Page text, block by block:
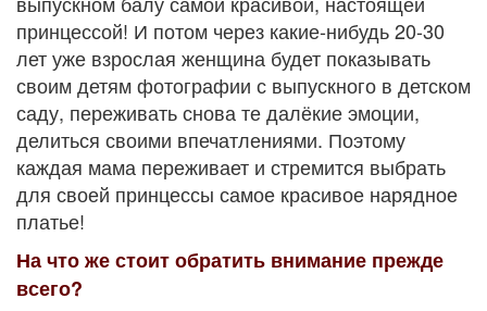
принцессой! И потом через какие-нибудь 20-30
лет уже взрослая женщина будет показывать
своим детям фотографии с выпускного в детском
саду, переживать снова те далёкие эмоции,
делиться своими впечатлениями. Поэтому
каждая мама переживает и стремится выбрать
для своей принцессы самое красивое нарядное
платье!
На что же стоит обратить внимание прежде
всего?